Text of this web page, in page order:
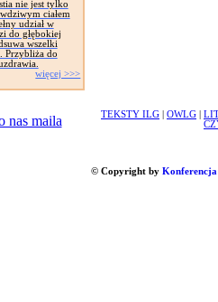
nie jest tylko
ciałem
udział w
do głębokiej
wszelki
Przybliża do
więcej >>>
TEKSTY ILG OWLG
© Copyright by Konferencja